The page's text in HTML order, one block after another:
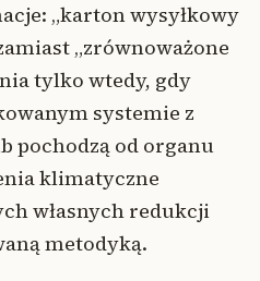
„karton wysyłkowy
„zrównoważone
tylko wtedy, gdy
systemie z
pochodzą od organu
klimatyczne
własnych redukcji
metodyką.